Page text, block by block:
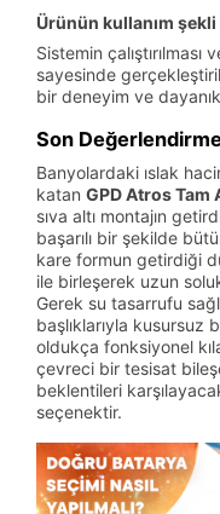
Ürünün kullanım şekli
Sistemin
sayesinde
bir deneyim ve
Son
Banyolardaki ıslak
katan GPD Atros Tam
sıva altı montajın
başarılı bir şekilde
kare formun getirdiği
ile birleşerek uzun
Gerek su tasarrufu
başlıklarıyla kusursuz
oldukça fonksiyonel
çevreci bir tesisat
beklentileri
seçenektir.